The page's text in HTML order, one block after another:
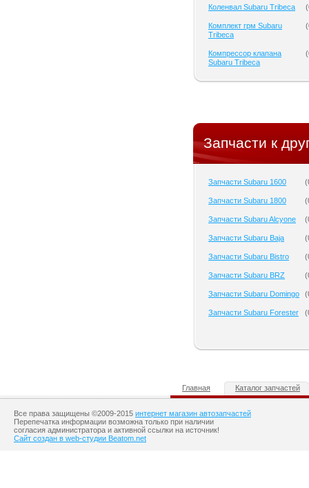
Коленвал Subaru Tribeca (
Комплект грм Subaru
Tribeca
(
Компрессор клапана
Subaru Tribeca
(
Запчасти к
Запчасти Subaru 1600 (
Запчасти Subaru 1800 (
Запчасти Subaru Alcyone (
Запчасти Subaru Baja (
Запчасти Subaru Bistro (
Запчасти Subaru BRZ (
Запчасти Subaru Domingo (
Запчасти Subaru Forester (
Главная Каталог запчастей
Все права защищены ©2009-2015 интернет магазин автозапчастей
Перепечатка информации возможна только при наличии
согласия администратора и активной ссылки на источник!
Сайт создан в web-студии Beatom.net